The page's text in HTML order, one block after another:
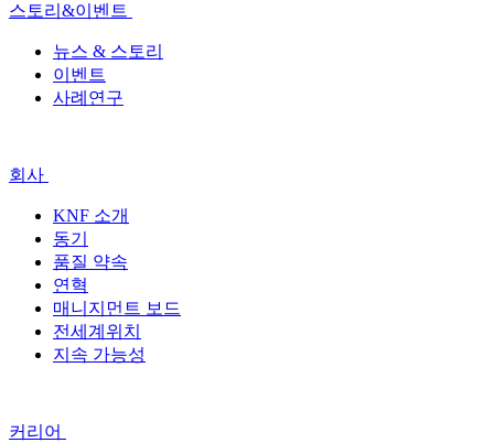
스토리&이벤트
뉴스 & 스토리
이벤트
사례연구
회사
KNF 소개
동기
품질 약속
연혁
매니지먼트 보드
전세계위치
지속 가능성
커리어